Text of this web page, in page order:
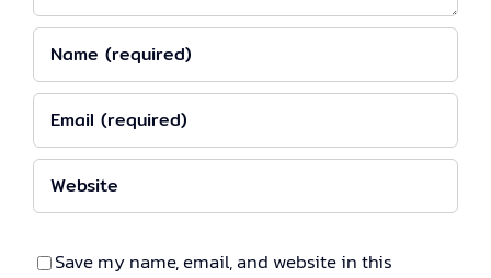
Save my name, email, and website in this